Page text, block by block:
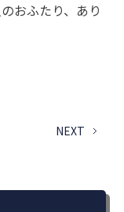
おふたり、あり
NEXT